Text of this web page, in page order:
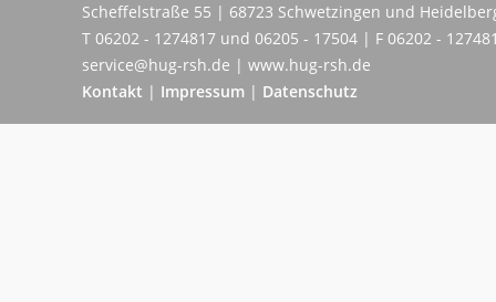
Scheffelstraße 55 | 68723 Schwetzingen und
T 06202 - 1274817 und 06205 - 17504 | F 06202 -
service@hug-rsh.de | www.hug-rsh.de
Kontakt | Impressum | Datenschutz